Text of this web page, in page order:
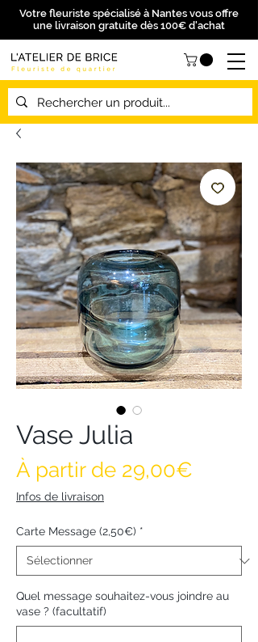
Votre fleuriste spécialisé à Nantes vous offre
une livraison gratuite dès 100€ d'achat
Vase Julia
À partir de 29,00€
Infos de livraison
Carte Message (2,50€) *
Quel message souhaitez-vous joindre au
vase ? (facultatif)